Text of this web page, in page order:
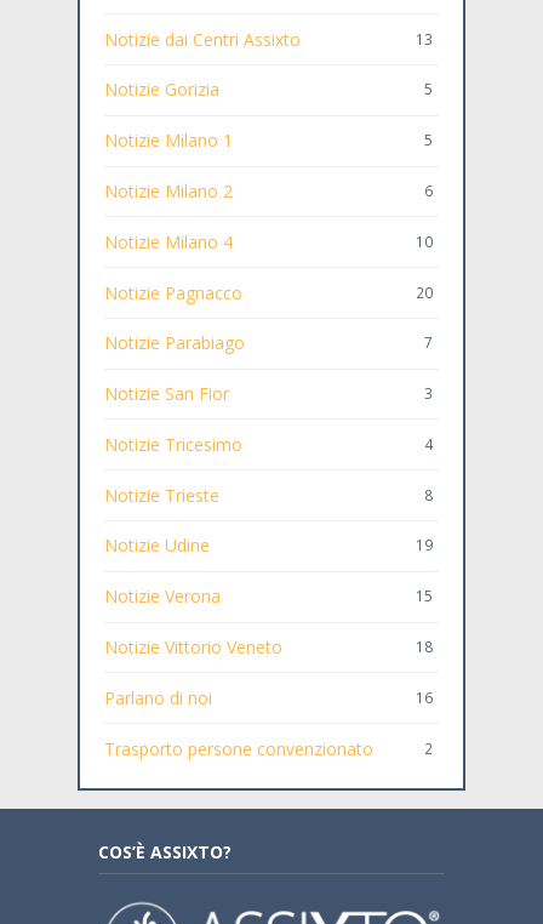
Notizie dai Centri Assixto 13
Notizie Gorizia 5
Notizie Milano 1 5
Notizie Milano 2 6
Notizie Milano 4 10
Notizie Pagnacco 20
Notizie Parabiago 7
Notizie San Fior 3
Notizie Tricesimo 4
Notizie Trieste 8
Notizie Udine 19
Notizie Verona 15
Notizie Vittorio Veneto 18
Parlano di noi 16
Trasporto persone convenzionato 2
COS’È ASSIXTO?